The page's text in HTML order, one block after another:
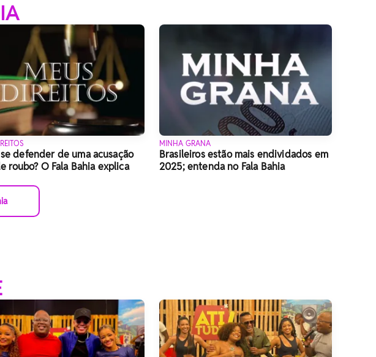
defender de uma acusação
roubo? O Fala Bahia explica
MINHA GRANA
Brasileiros estão mais endividados em
2025; entenda no Fala Bahia